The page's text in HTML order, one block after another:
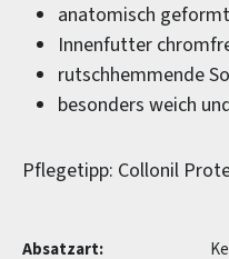
anatomisch
Innenfutter
rutschhemmende
besonders weich
Pflegetipp: Collonil
Absatzart: